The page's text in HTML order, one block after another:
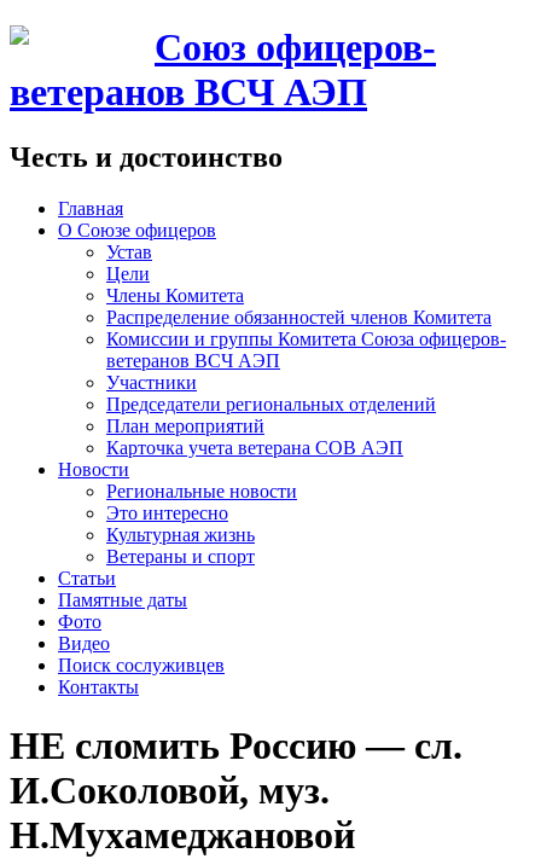
Союз офицеров-
ветеранов ВСЧ АЭП
Честь и достоинство
Главная
О Союзе офицеров
Устав
Цели
Члены Комитета
Распределение обязанностей членов Комитета
Комиссии и группы Комитета Союза офицеров-
ветеранов ВСЧ АЭП
Участники
Председатели региональных отделений
План мероприятий
Карточка учета ветерана CОВ АЭП
Новости
Региональные новости
Это интересно
Культурная жизнь
Ветераны и спорт
Статьи
Памятные даты
Фото
Видео
Поиск сослуживцев
Контакты
НЕ сломить Россию — сл.
И.Соколовой, муз.
Н.Мухамеджановой